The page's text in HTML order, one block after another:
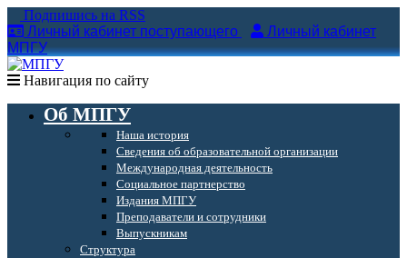
Подпишись на RSS
Личный кабинет поступающего
Личный кабинет
МПГУ
Навигация по сайту
Об МПГУ
Наша история
Сведения об образовательной организации
Международная деятельность
Социальное партнерство
Издания МПГУ
Преподаватели и сотрудники
Выпускникам
Структура